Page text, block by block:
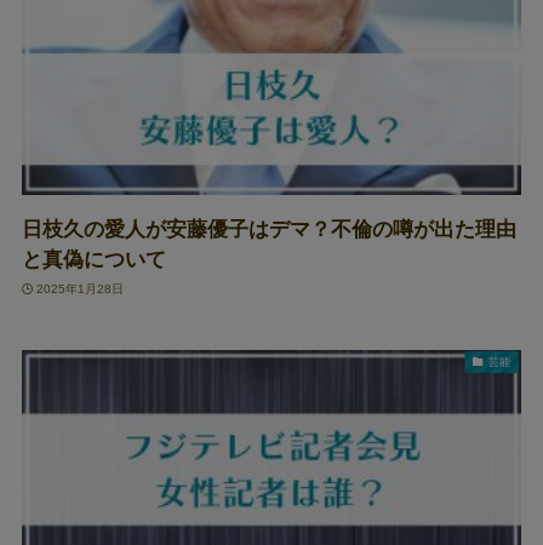
日枝久の愛人が安藤優子はデマ？不倫の噂が出た理由
と真偽について
2025年1月28日
芸能